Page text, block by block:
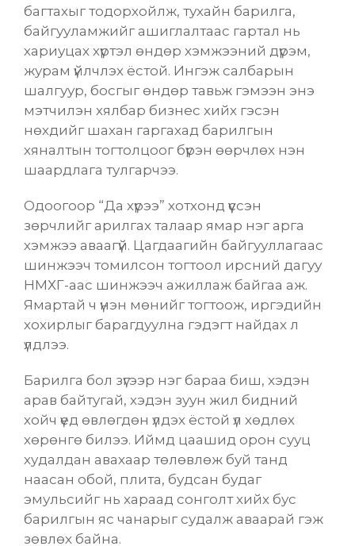
багтахыг тодорхойлж, тухайн барилга,
байгууламжийг ашиглалтаас гартал нь
хариуцах хүртэл өндөр хэмжээний дүрэм,
журам үйлчлэх ёстой. Ингэж салбарын
шалгуур, босгыг өндөр тавьж гэмээн энэ
мэтчилэн хялбар бизнес хийх гэсэн
нөхдийг шахан гаргахад барилгын
хяналтын тогтолцоог бүрэн өөрчлөх нэн
шаардлага тулгарчээ.
Одоогоор “Да хүрээ” хотхонд үүссэн
зөрчлийг арилгах талаар ямар нэг арга
хэмжээ аваагүй. Цагдаагийн байгууллагаас
шинжээч томилсон тогтоол ирсний дагуу
НМХГ-аас шинжээч ажиллаж байгаа аж.
Ямартай ч үнэн мөнийг тогтоож, иргэдийн
хохирлыг барагдуулна гэдэгт найдах л
үлдлээ.
Барилга бол зүгээр нэг бараа биш, хэдэн
арав байтугай, хэдэн зуун жил бидний
хойч үед өвлөгдөн үлдэх ёстой үл хөдлөх
хөрөнгө билээ. Иймд цаашид орон сууц
худалдан авахаар төлөвлөж буй танд
наасан обой, плита, будсан будаг
эмульсийг нь хараад сонголт хийх бус
барилгын яс чанарыг судалж аваарай гэж
зөвлөх байна.